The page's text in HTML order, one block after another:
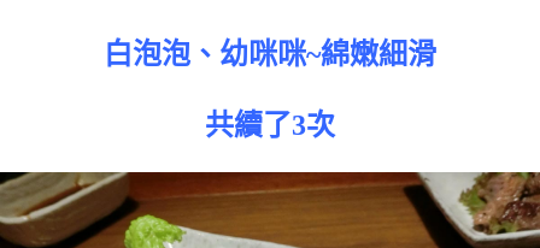
白泡泡、幼咪咪~綿嫩細滑
共續了3次